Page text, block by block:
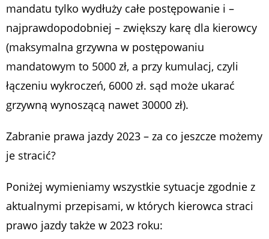
mandatu tylko wydłuży całe postępowanie i –
najprawdopodobniej – zwiększy karę dla kierowcy
(maksymalna grzywna w postępowaniu
mandatowym to 5000 zł, a przy kumulacj, czyli
łączeniu wykroczeń, 6000 zł. sąd może ukarać
grzywną wynoszącą nawet 30000 zł).
Zabranie prawa jazdy 2023 – za co jeszcze możemy
je stracić?
Poniżej wymieniamy wszystkie sytuacje zgodnie z
aktualnymi przepisami, w których kierowca straci
prawo jazdy także w 2023 roku: